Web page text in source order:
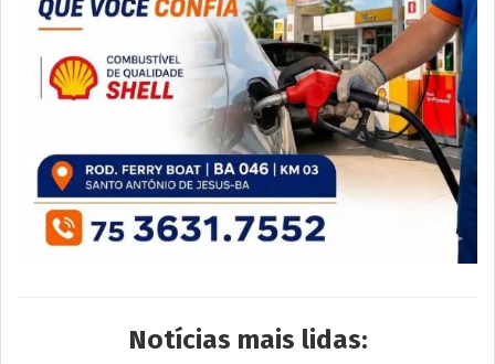
Notícias mais lidas: